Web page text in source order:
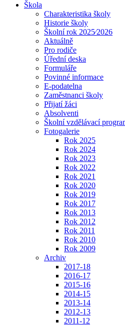
Škola
Charakteristika školy
Historie školy
Školní rok 2025⁄2026
Aktuálně
Pro rodiče
Úřední deska
Formuláře
Povinné informace
E-podatelna
Zaměstnanci školy
Přijatí žáci
Absolventi
Školní vzdělávací
Fotogalerie
Rok 2025
Rok 2024
Rok 2023
Rok 2022
Rok 2021
Rok 2020
Rok 2019
Rok 2017
Rok 2013
Rok 2012
Rok 2011
Rok 2010
Rok 2009
Archiv
2017-18
2016-17
2015-16
2014-15
2013-14
2012-13
2011-12